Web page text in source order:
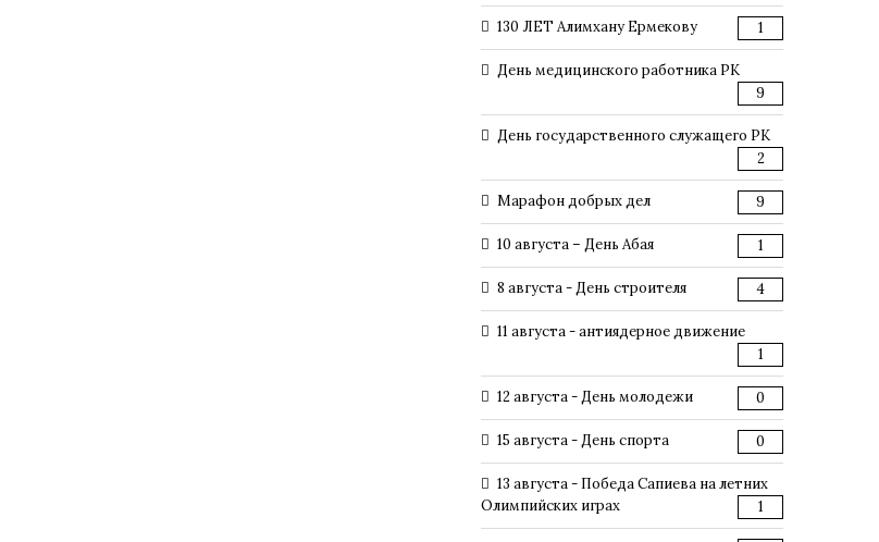
130 ЛЕТ Алимхану Ермекову 1
День медицинского работника РК
9
День государственного служащего РК
2
Марафон добрых дел 9
10 августа – День Абая 1
8 августа - День строителя 4
11 августа - антиядерное движение
1
12 августа - День молодежи 0
15 августа - День спорта 0
13 августа - Победа Сапиева на летних
Олимпийских играх
1